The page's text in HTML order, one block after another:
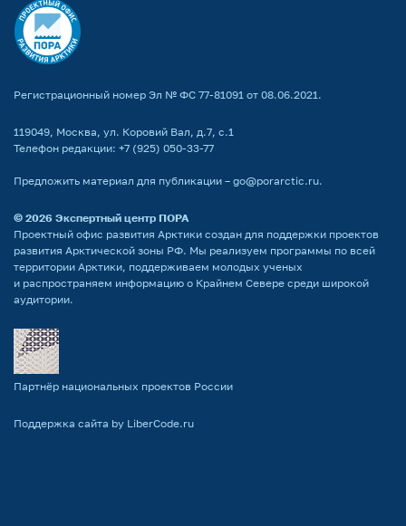
Регистрационный номер Эл № ФС 77-81091 от 08.06.2021.
119049, Москва, ул. Коровий Вал, д.7, с.1
Телефон редакции: +7 (925) 050-33-77
Предложить материал для публикации – go@porarctic.ru.
© 2026 Экспертный центр ПОРА
Проектный офис развития Арктики создан для поддержки проектов
развития Арктической зоны РФ. Мы реализуем программы по всей
территории Арктики, поддерживаем молодых ученых
и распространяем информацию о Крайнем Севере среди широкой
аудитории.
Партнёр национальных проектов России
Поддержка сайта by LiberCode.ru